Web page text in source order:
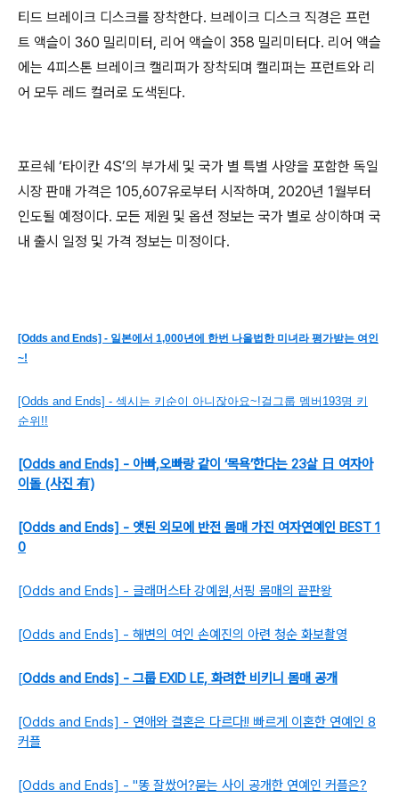
티드 브레이크 디스크를 장착한다. 브레이크 디스크 직경은 프런
트 액슬이 360 밀리미터, 리어 액슬이 358 밀리미터다. 리어 액슬
에는 4피스톤 브레이크 캘리퍼가 장착되며 캘리퍼는 프런트와 리
어 모두 레드 컬러로 도색된다.
포르쉐 ‘타이칸 4S’의 부가세 및 국가 별 특별 사양을 포함한 독일
시장 판매 가격은 105,607유로부터 시작하며, 2020년 1월부터
인도될 예정이다. 모든 제원 및 옵션 정보는 국가 별로 상이하며 국
내 출시 일정 및 가격 정보는 미정이다.
[Odds and Ends] - 일본에서 1,000년에 한번 나올법한 미녀라 평가받는 여인
~!
[Odds and Ends] - 섹시는 키순이 아니잖아요~!걸그룹 멤버193명 키
순위!!
[Odds and Ends] - 아빠,오빠랑 같이 ‘목욕’한다는 23살 日 여자아
이돌 (사진 有)
[Odds and Ends] - 앳된 외모에 반전 몸매 가진 여자연예인 BEST 1
0
[Odds and Ends] - 글래머스타 강예원,서핑 몸매의 끝판왕
[Odds and Ends] - 해변의 여인 손예진의 아련 청순 화보촬영
[Odds and Ends] - 그룹 EXID LE, 화려한 비키니 몸매 공개
[Odds and Ends] - 연애와 결혼은 다르다!! 빠르게 이혼한 연예인 8
커플
[Odds and Ends] - "똥 잘쌌어?묻는 사이 공개한 연예인 커플은?